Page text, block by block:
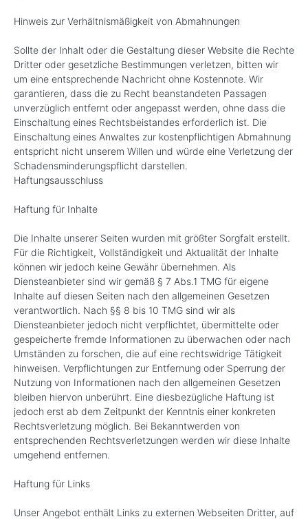
Hinweis zur Verhältnismäßigkeit von Abmahnungen
Sollte der Inhalt oder die Gestaltung dieser Website die Rechte
Dritter oder gesetzliche Bestimmungen verletzen, bitten wir
um eine entsprechende Nachricht ohne Kostennote. Wir
garantieren, dass die zu Recht beanstandeten Passagen
unverzüglich entfernt oder angepasst werden, ohne dass die
Einschaltung eines Rechtsbeistandes erforderlich ist. Die
Einschaltung eines Anwaltes zur kostenpflichtigen Abmahnung
entspricht nicht unserem Willen und würde eine Verletzung der
Schadensminderungspflicht darstellen.
Haftungsausschluss
Haftung für Inhalte
Die Inhalte unserer Seiten wurden mit größter Sorgfalt erstellt.
Für die Richtigkeit, Vollständigkeit und Aktualität der Inhalte
können wir jedoch keine Gewähr übernehmen. Als
Diensteanbieter sind wir gemäß § 7 Abs.1 TMG für eigene
Inhalte auf diesen Seiten nach den allgemeinen Gesetzen
verantwortlich. Nach §§ 8 bis 10 TMG sind wir als
Diensteanbieter jedoch nicht verpflichtet, übermittelte oder
gespeicherte fremde Informationen zu überwachen oder nach
Umständen zu forschen, die auf eine rechtswidrige Tätigkeit
hinweisen. Verpflichtungen zur Entfernung oder Sperrung der
Nutzung von Informationen nach den allgemeinen Gesetzen
bleiben hiervon unberührt. Eine diesbezügliche Haftung ist
jedoch erst ab dem Zeitpunkt der Kenntnis einer konkreten
Rechtsverletzung möglich. Bei Bekanntwerden von
entsprechenden Rechtsverletzungen werden wir diese Inhalte
umgehend entfernen.
Haftung für Links
Unser Angebot enthält Links zu externen Webseiten Dritter, auf